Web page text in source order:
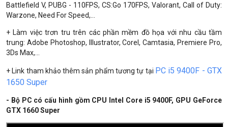
Battlefield V, PUBG - 110FPS, CS:Go 170FPS, Valorant, Call of Duty:
Warzone, Need For Speed,...
+ Làm việc trơn tru trên các phần mềm đồ họa với nhu cầu tầm
trung: Adobe Photoshop, Illustrator, Corel, Camtasia, Premiere Pro,
3Ds Max,...
+ Link tham khảo thêm sản phẩm tương tự tại PC i5 9400F - GTX
1650 Super
- Bộ PC có cấu hình gồm CPU Intel Core i5 9400F, GPU GeForce
GTX 1660 Super